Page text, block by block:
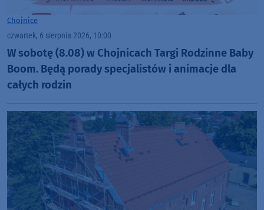
Chojnice
czwartek, 6 sierpnia 2026, 10:00
W sobotę (8.08) w Chojnicach Targi Rodzinne Baby
Boom. Będą porady specjalistów i animacje dla
całych rodzin